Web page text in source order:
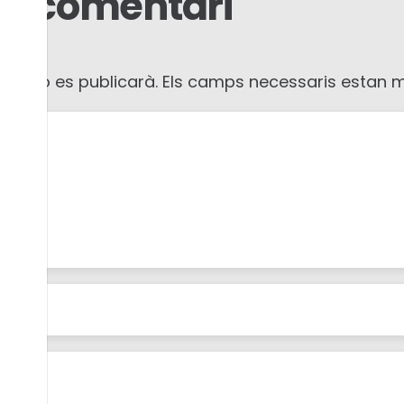
no es publicarà. Els camps necessaris estan